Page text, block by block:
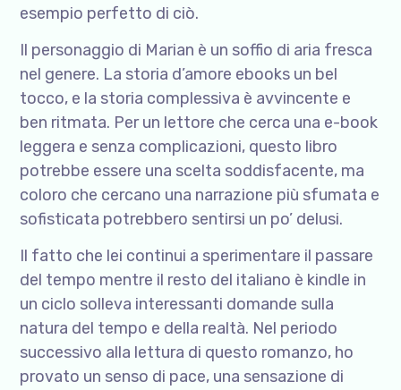
esempio perfetto di ciò.
Il personaggio di Marian è un soffio di aria fresca
nel genere. La storia d’amore ebooks un bel
tocco, e la storia complessiva è avvincente e
ben ritmata. Per un lettore che cerca una e-book
leggera e senza complicazioni, questo libro
potrebbe essere una scelta soddisfacente, ma
coloro che cercano una narrazione più sfumata e
sofisticata potrebbero sentirsi un po’ delusi.
Il fatto che lei continui a sperimentare il passare
del tempo mentre il resto del italiano è kindle in
un ciclo solleva interessanti domande sulla
natura del tempo e della realtà. Nel periodo
successivo alla lettura di questo romanzo, ho
provato un senso di pace, una sensazione di